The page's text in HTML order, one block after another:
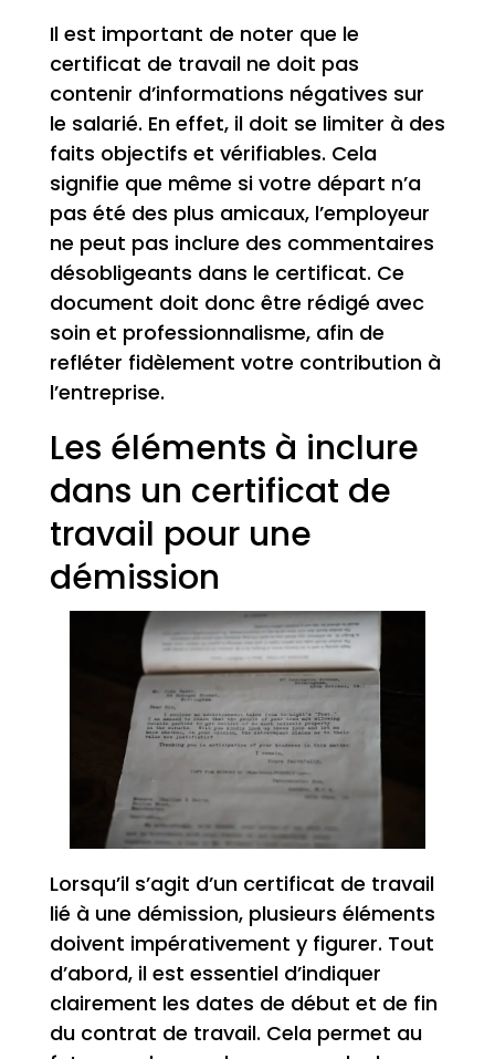
Il est important de noter que le
certificat de travail ne doit pas
contenir d’informations négatives sur
le salarié. En effet, il doit se limiter à des
faits objectifs et vérifiables. Cela
signifie que même si votre départ n’a
pas été des plus amicaux, l’employeur
ne peut pas inclure des commentaires
désobligeants dans le certificat. Ce
document doit donc être rédigé avec
soin et professionnalisme, afin de
refléter fidèlement votre contribution à
l’entreprise.
Les éléments à inclure
dans un certificat de
travail pour une
démission
Lorsqu’il s’agit d’un certificat de travail
lié à une démission, plusieurs éléments
doivent impérativement y figurer. Tout
d’abord, il est essentiel d’indiquer
clairement les dates de début et de fin
du contrat de travail. Cela permet au